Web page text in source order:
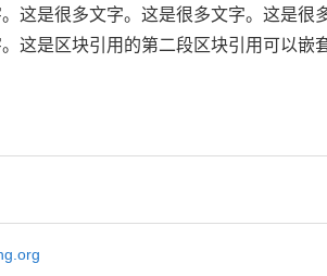
这是很多文字。这是很多文字。这是很
这是区块引用的第二段区块引用可以嵌